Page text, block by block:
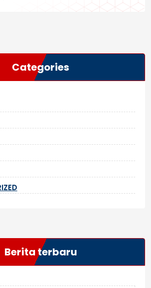
Categories
Berita terbaru